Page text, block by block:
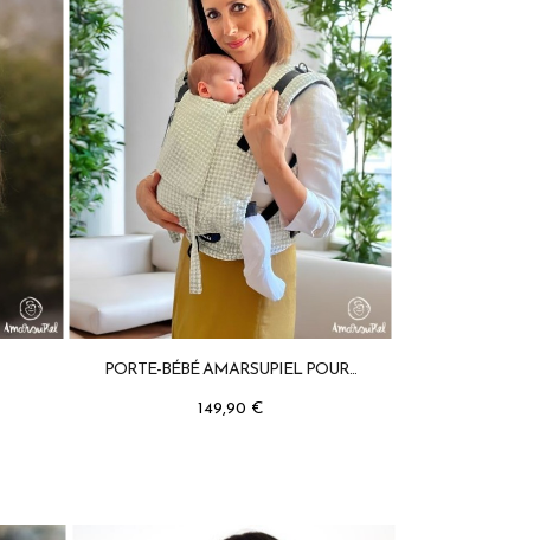
PORTE-BÉBÉ AMARSUPIEL POUR...
149,90 €